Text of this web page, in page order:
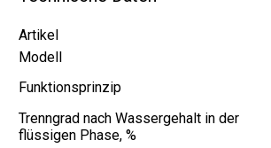
Artikel
Modell
Funktionsprinzip
Trenngrad nach Wassergehalt in der
flüssigen Phase, %